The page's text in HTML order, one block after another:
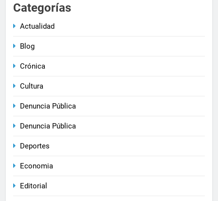
Categorías
Actualidad
Blog
Crónica
Cultura
Denuncia Pública
Denuncia Pública
Deportes
Economia
Editorial